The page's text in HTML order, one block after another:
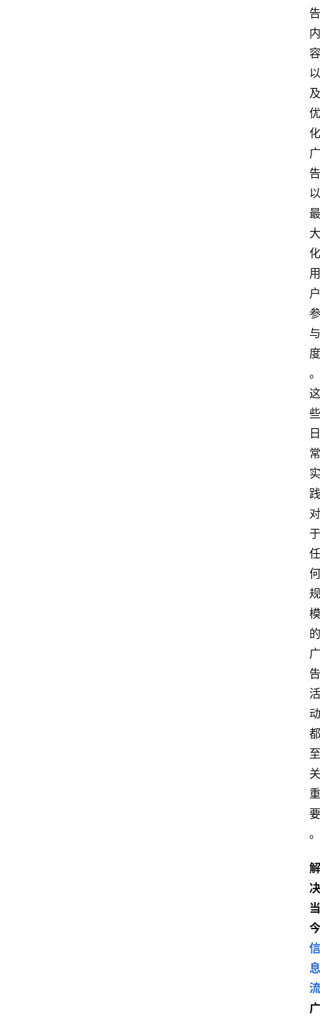
告
内
容
以
及
优
化
广
告
以
最
大
化
用
户
参
与
度
。
这
些
日
常
实
践
对
于
任
何
规
模
的
广
告
活
动
都
至
关
重
要
。
解
决
当
今
信
息
流
广